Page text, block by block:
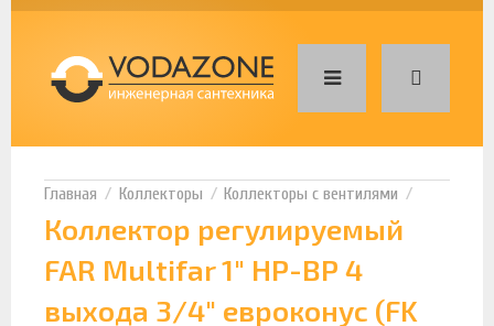
Коллекторы Коллекторы с вентилями
Коллектор регулируемый
FAR Multifar 1" НР-ВР 4
выхода 3/4" евроконус (FK